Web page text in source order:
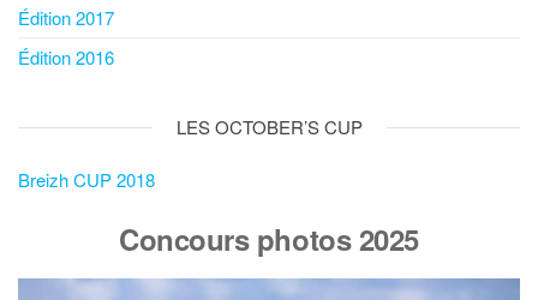
Édition 2017
Édition 2016
LES OCTOBER’S CUP
Breizh CUP 2018
Concours photos 2025